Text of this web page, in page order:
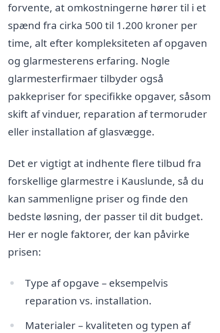
forvente, at omkostningerne hører til i et
spænd fra cirka 500 til 1.200 kroner per
time, alt efter kompleksiteten af opgaven
og glarmesterens erfaring. Nogle
glarmesterfirmaer tilbyder også
pakkepriser for specifikke opgaver, såsom
skift af vinduer, reparation af termoruder
eller installation af glasvægge.
Det er vigtigt at indhente flere tilbud fra
forskellige glarmestre i Kauslunde, så du
kan sammenligne priser og finde den
bedste løsning, der passer til dit budget.
Her er nogle faktorer, der kan påvirke
prisen:
Type af opgave – eksempelvis
reparation vs. installation.
Materialer – kvaliteten og typen af